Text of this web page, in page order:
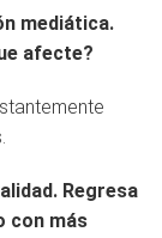
mediática.
afecte?
Regresa
con más